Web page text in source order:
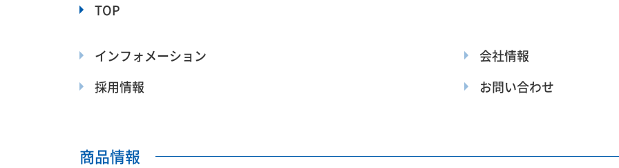
TOP
インフォメーション
採用情報
会社情報
お問い合わせ
商品情報